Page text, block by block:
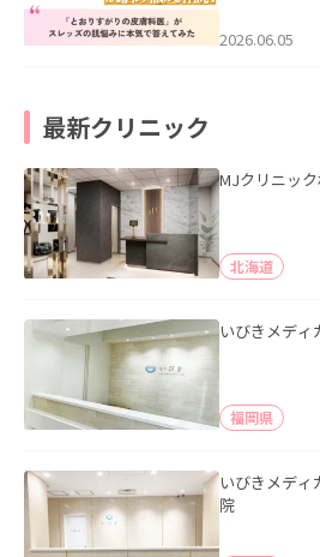
2026.06.05
最新クリニック
MJクリニッ
北海道
いびきメディ
福岡県
いびきメディ
院